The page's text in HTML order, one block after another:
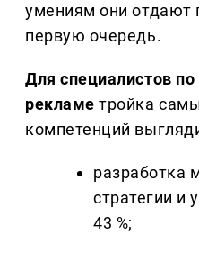
умениям они отдают
первую очередь.
Для специалистов
рекламе тройка
компетенций
разработка
стратегии и
43 %;